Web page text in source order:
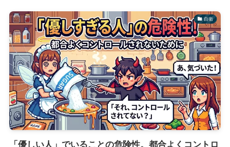
自衛
「優しい人」でいることの危険性。都合よくコントロ